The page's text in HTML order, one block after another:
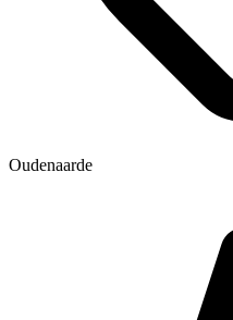
Oudenaarde